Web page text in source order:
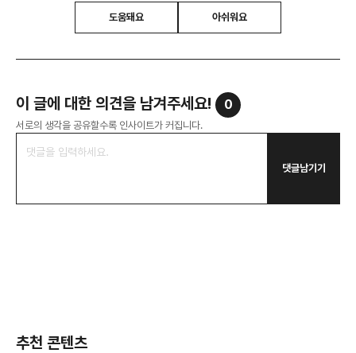
도움돼요 아쉬워요
이 글에 대한 의견을 남겨주세요! 0
서로의 생각을 공유할수록 인사이트가 커집니다.
댓글남기기
추천 콘텐츠